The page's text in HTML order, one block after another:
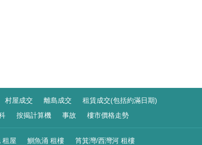
村屋成交 離島成交
租賃成交(包括約滿日期)
按揭計算機 事故 樓市價格走勢
租屋 鰂魚涌 租樓
筲箕灣/西灣河 租樓